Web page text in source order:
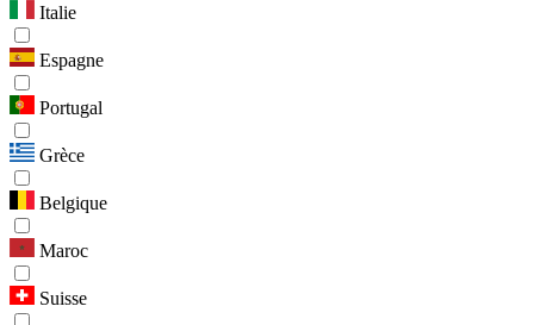
Italie
Espagne
Portugal
Grèce
Belgique
Maroc
Suisse